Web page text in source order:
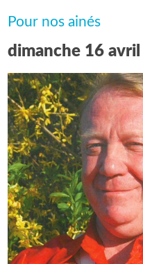
Pour nos ainés
dimanche 16